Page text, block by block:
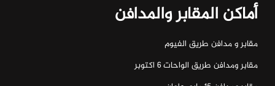
أماكن المقابر والمدافن
مقابر و مدافن طريق الفيوم
مقابر ومدافن طريق الواحات ٦ اكتوبر